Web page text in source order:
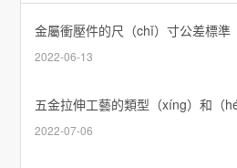
金屬衝壓件的尺（chǐ）寸公差標準
2022-06-13
2022-07-06